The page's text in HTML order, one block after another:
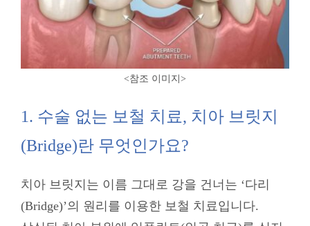
<참조 이미지 >
1. 수술 없는 보철 치료, 치아 브릿지
(Bridge)란 무엇인가요?
치아 브릿지는 이름 그대로 강을 건너는 ‘다리
(Bridge)’의 원리를 이용한 보철 치료입니다.